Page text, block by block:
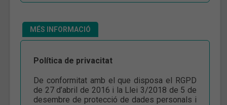
MÉS INFORMACIÓ
Política de privacitat
De conformitat amb el que disposa el RGPD
de 27 d’abril de 2016 i la Llei 3/2018 de 5 de
desembre de protecció de dades personals i